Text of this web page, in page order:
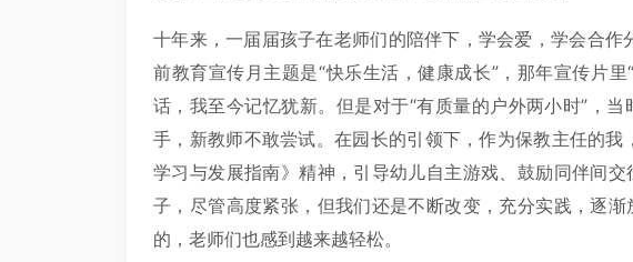
十年来，一届届孩子在老师们的陪伴下，学会爱，学会合
前教育宣传月主题是“快乐生活，健康成长”，那年宣传片
话，我至今记忆犹新。但是对于“有质量的户外两小时”，
手，新教师不敢尝试。在园长的引领下，作为保教主任的
学习与发展指南》精神，引导幼儿自主游戏、鼓励同伴间
子，尽管高度紧张，但我们还是不断改变，充分实践，逐
的，老师们也感到越来越轻松。